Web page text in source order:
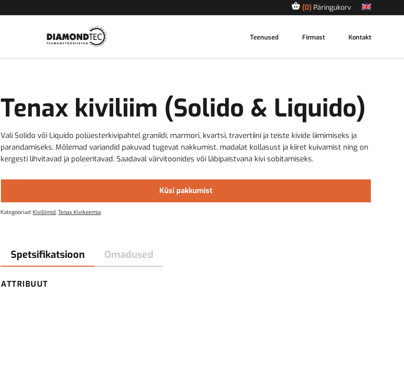
0 Päringukorv
Teenused Firmast Kontakt
Tenax kiviliim (Solido & Liquido)
Vali Solido või Liquido polüesterkivipahtel graniidi, marmori, kvartsi, travertiini ja teiste kivide liimimiseks ja
parandamiseks. Mõlemad variandid pakuvad tugevat nakkumist, madalat kollasust ja kiiret kuivamist ning on
kergesti lihvitavad ja poleeritavad. Saadaval värvitoonides või läbipaistvana kivi sobitamiseks.
Küsi pakkumist
Kategooriad:Kiviliimid,Tenax Kivikeemia
Spetsifikatsioon Omadused
ATTRIBUUT